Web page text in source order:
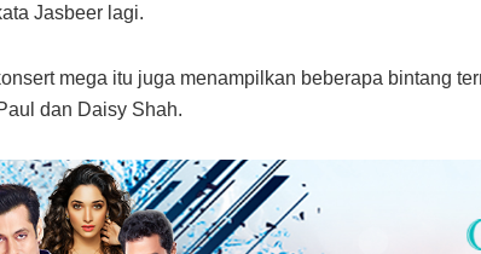
Jasbeer lagi.
mega itu juga menampilkan beberapa bintang
dan Daisy Shah.